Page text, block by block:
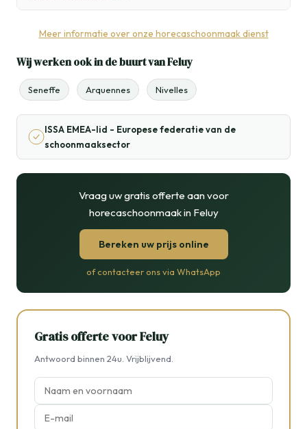
Meer informatie over onze horecaschoonmaak dienst
Wij werken ook in de buurt van Feluy
Seneffe Arquennes Nivelles
ISSA EMEA-lid - Europese federatie van de
schoonmaaksector
Vraag uw gratis offerte aan voor
horecaschoonmaak in Feluy
Bereken uw prijs online
of contacteer ons via WhatsApp
Gratis offerte voor Feluy
Antwoord binnen 24u. Vrijblijvend.